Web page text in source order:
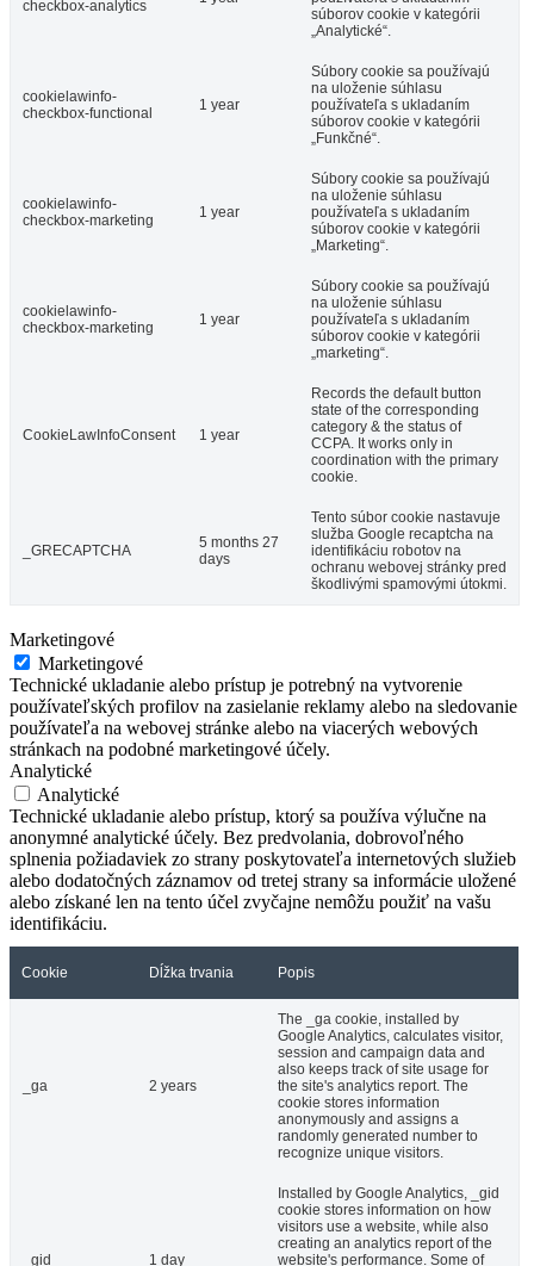
checkbox-analytics
súborov cookie v kategórii
„Analytické“.
cookielawinfo-
checkbox-functional
1 year
Súbory cookie sa používajú
na uloženie súhlasu
používateľa s ukladaním
súborov cookie v kategórii
„Funkčné“.
cookielawinfo-
checkbox-marketing
1 year
Súbory cookie sa používajú
na uloženie súhlasu
používateľa s ukladaním
súborov cookie v kategórii
„Marketing“.
cookielawinfo-
checkbox-marketing
1 year
Súbory cookie sa používajú
na uloženie súhlasu
používateľa s ukladaním
súborov cookie v kategórii
„marketing“.
CookieLawInfoConsent 1 year
Records the default button
state of the corresponding
category & the status of
CCPA. It works only in
coordination with the primary
cookie.
_GRECAPTCHA
5 months 27
days
Tento súbor cookie nastavuje
služba Google recaptcha na
identifikáciu robotov na
ochranu webovej stránky pred
škodlivými spamovými útokmi.
Marketingové
Marketingové
Technické ukladanie alebo prístup je potrebný na vytvorenie
používateľských profilov na zasielanie reklamy alebo na sledovanie
používateľa na webovej stránke alebo na viacerých webových
stránkach na podobné marketingové účely.
Analytické
Analytické
Technické ukladanie alebo prístup, ktorý sa používa výlučne na
anonymné analytické účely. Bez predvolania, dobrovoľného
splnenia požiadaviek zo strany poskytovateľa internetových služieb
alebo dodatočných záznamov od tretej strany sa informácie uložené
alebo získané len na tento účel zvyčajne nemôžu použiť na vašu
identifikáciu.
Cookie Dĺžka trvania Popis
_ga 2 years
The _ga cookie, installed by
Google Analytics, calculates visitor,
session and campaign data and
also keeps track of site usage for
the site's analytics report. The
cookie stores information
anonymously and assigns a
randomly generated number to
recognize unique visitors.
_gid 1 day
Installed by Google Analytics, _gid
cookie stores information on how
visitors use a website, while also
creating an analytics report of the
website's performance. Some of